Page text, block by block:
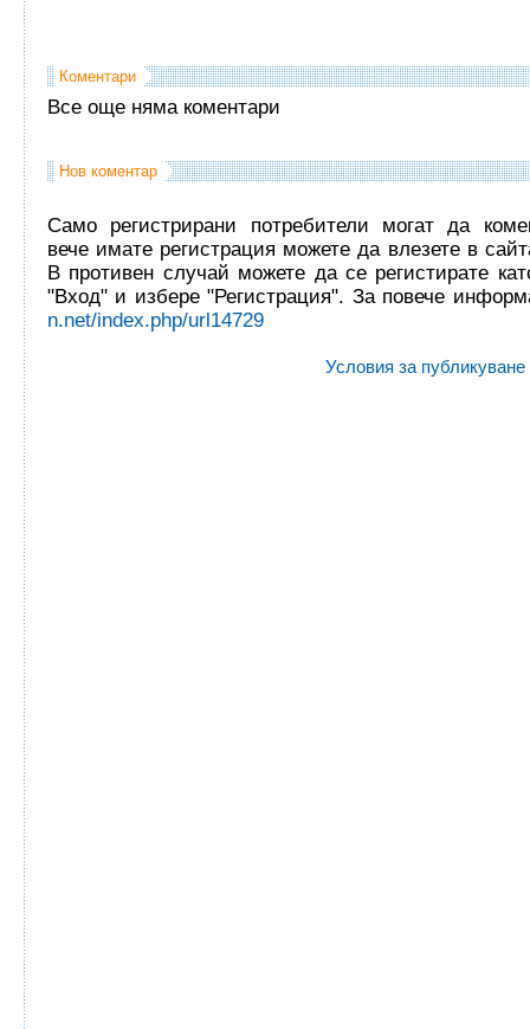
Коментари
Все още няма коментари
Нов коментар
Само регистрирани потребители могат да
вече имате регистрация можете да влезете в
В противен случай можете да се регистирате
"Вход" и избере "Регистрация". За повече
n.net/index.php/url14729
Условия за